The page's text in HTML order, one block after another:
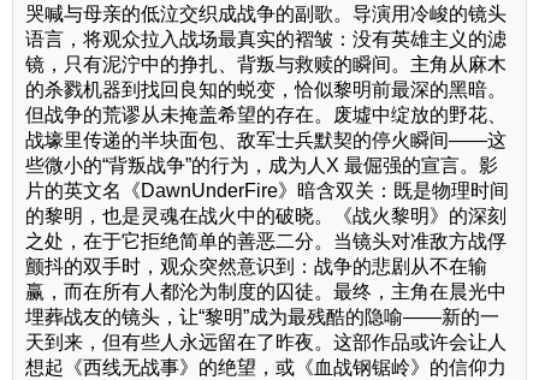
哭喊与母亲的低泣交织成战争的副歌。导演用冷峻的镜头
语言，将观众拉入战场最真实的褶皱：没有英雄主义的滤
镜，只有泥泞中的挣扎、背叛与救赎的瞬间。主角从麻木
的杀戮机器到找回良知的蜕变，恰似黎明前最深的黑暗。
但战争的荒谬从未掩盖希望的存在。废墟中绽放的野花、
战壕里传递的半块面包、敌军士兵默契的停火瞬间——这
些微小的“背叛战争”的行为，成为人X 最倔强的宣言。影
片的英文名《DawnUnderFire》暗含双关：既是物理时间
的黎明，也是灵魂在战火中的破晓。《战火黎明》的深刻
之处，在于它拒绝简单的善恶二分。当镜头对准敌方战俘
颤抖的双手时，观众突然意识到：战争的悲剧从不在输
赢，而在所有人都沦为制度的囚徒。最终，主角在晨光中
埋葬战友的镜头，让“黎明”成为最残酷的隐喻——新的一
天到来，但有些人永远留在了昨夜。这部作品或许会让人
想起《西线无战事》的绝望，或《血战钢锯岭》的信仰力